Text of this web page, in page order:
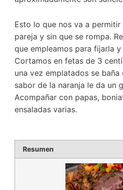
Esto lo que nos va a
pareja y sin que se rompa.
que empleamos para fijarla y
Cortamos en fetas de 3
una vez emplatados se
sabor de la naranja le da un
Acompañar con papas,
ensaladas varias.
Resumen